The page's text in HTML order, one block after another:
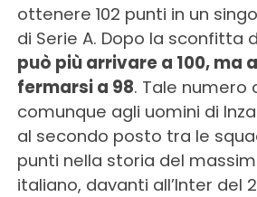
ottenere 102 punti in un
di Serie A. Dopo la sconfitta
può più arrivare a 100, ma
fermarsi a 98. Tale numero
comunque agli uomini di
al secondo posto tra le
punti nella storia del
italiano, davanti all’Inter del